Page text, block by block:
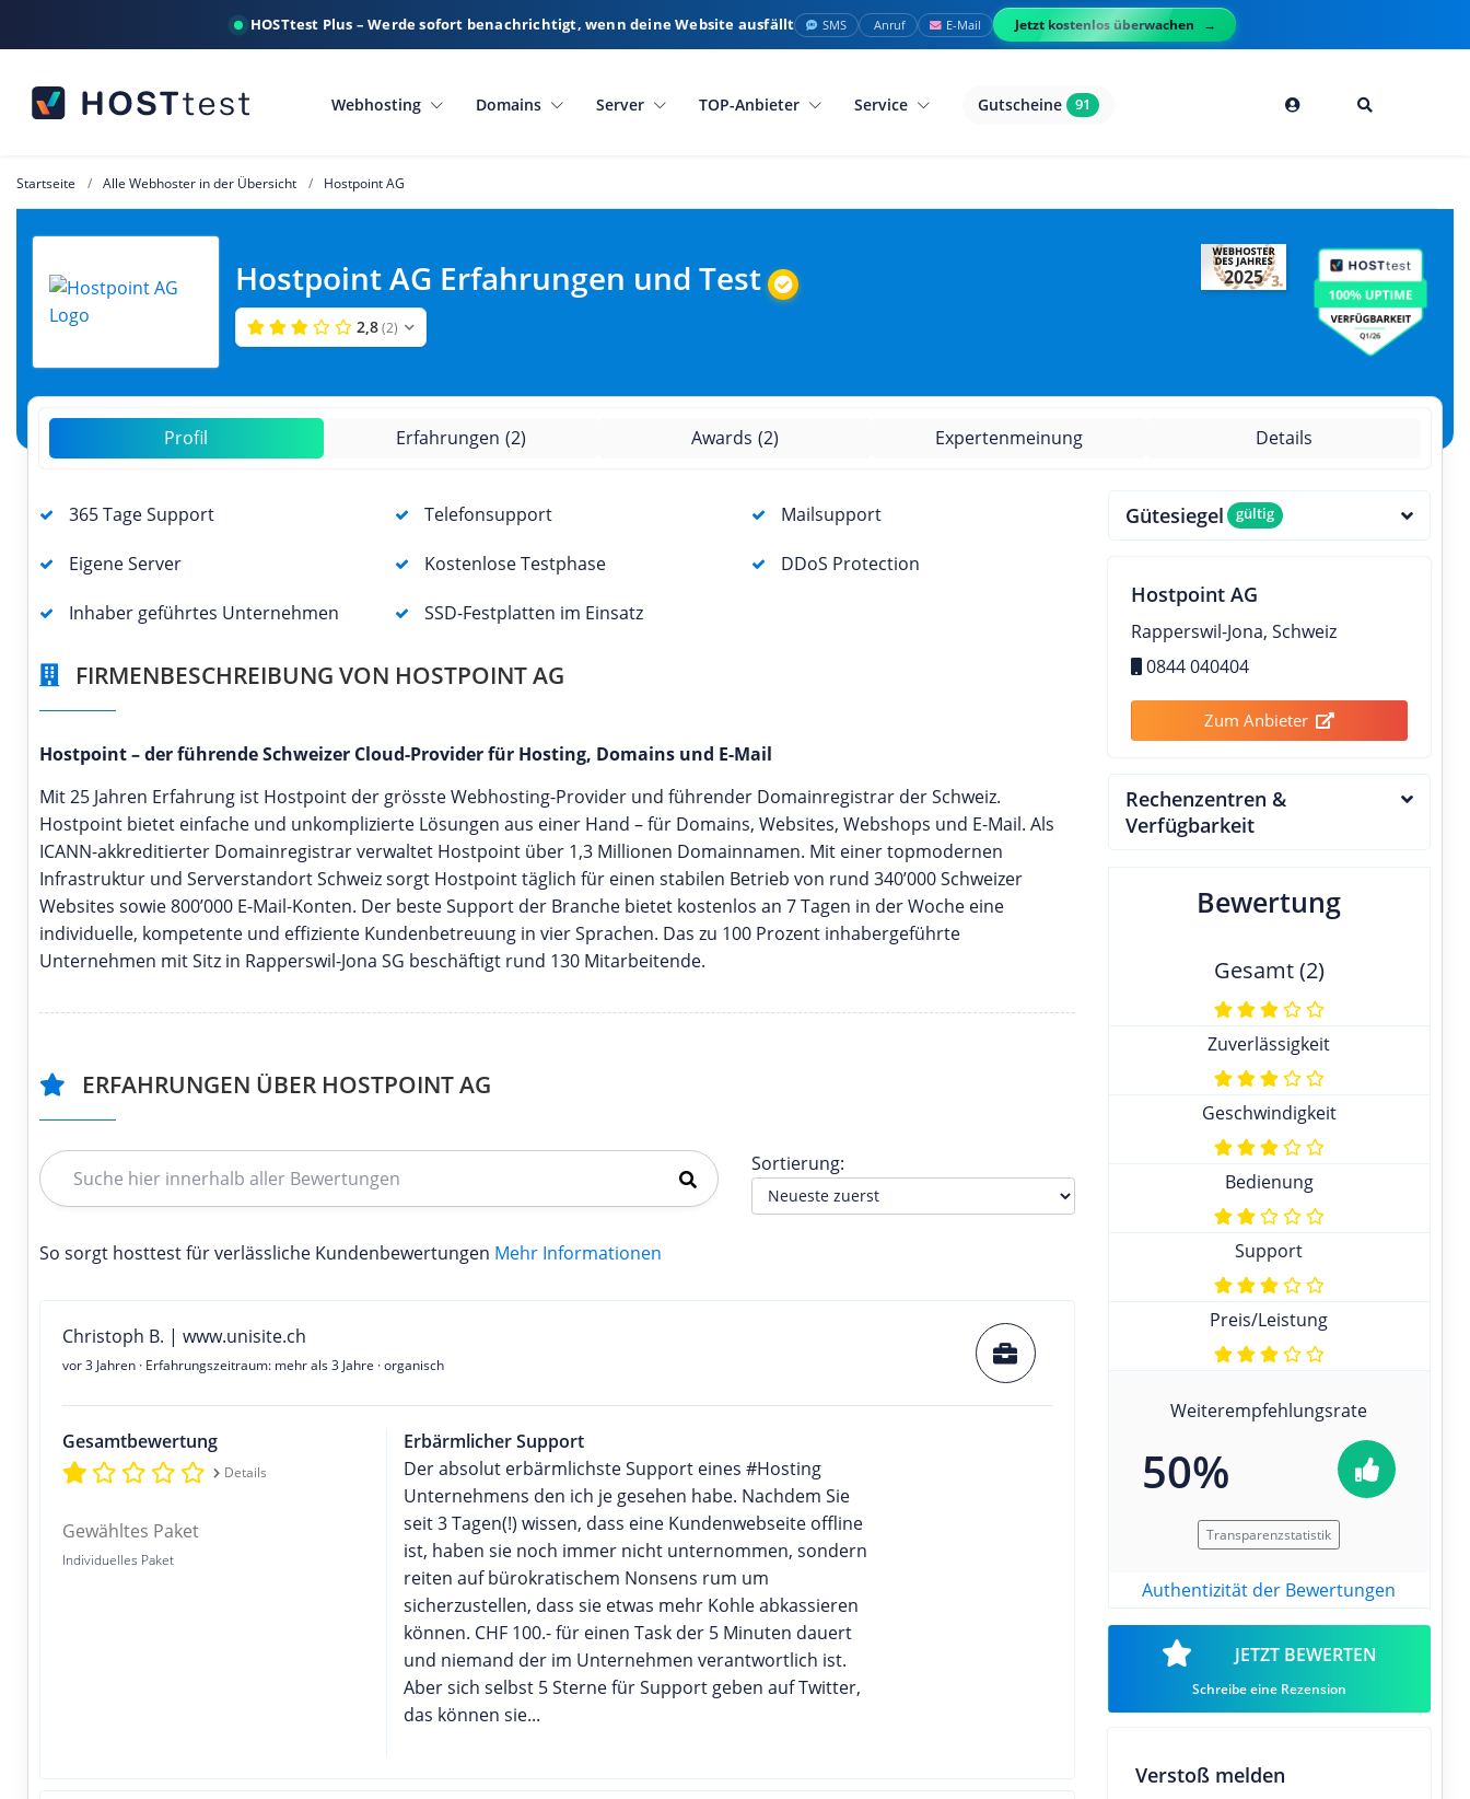
HOSTtest Plus – Werde sofort benachrichtigt, wenn deine Website ausfällt SMS Anruf E-Mail Jetzt kostenlos überwachen
Webhosting Domains Server TOP-Anbieter Service Gutscheine 91
Startseite Alle Webhoster in der Übersicht Hostpoint AG
Hostpoint AG Erfahrungen und Test
2,8 (2)
2025
Profil Erfahrungen (2) Awards (2) Expertenmeinung Details
365 Tage Support Telefonsupport Mailsupport
Eigene Server Kostenlose Testphase DDoS Protection
Inhaber geführtes Unternehmen SSD-Festplatten im Einsatz
FIRMENBESCHREIBUNG VON HOSTPOINT AG
Hostpoint – der führende Schweizer Cloud-Provider für Hosting, Domains und E-Mail
Mit 25 Jahren Erfahrung ist Hostpoint der grösste Webhosting-Provider und führender Domainregistrar der Schweiz.
Hostpoint bietet einfache und unkomplizierte Lösungen aus einer Hand – für Domains, Websites, Webshops und E-Mail. Als
ICANN-akkreditierter Domainregistrar verwaltet Hostpoint über 1,3 Millionen Domainnamen. Mit einer topmodernen
Infrastruktur und Serverstandort Schweiz sorgt Hostpoint täglich für einen stabilen Betrieb von rund 340’000 Schweizer
Websites sowie 800’000 E-Mail-Konten. Der beste Support der Branche bietet kostenlos an 7 Tagen in der Woche eine
individuelle, kompetente und effiziente Kundenbetreuung in vier Sprachen. Das zu 100 Prozent inhabergeführte
Unternehmen mit Sitz in Rapperswil-Jona SG beschäftigt rund 130 Mitarbeitende.
ERFAHRUNGEN ÜBER HOSTPOINT AG
Sortierung:
So sorgt hosttest für verlässliche Kundenbewertungen Mehr Informationen
Christoph B. | www.unisite.ch
vor 3 Jahren · Erfahrungszeitraum: mehr als 3 Jahre · organisch
Gesamtbewertung
Details
Gewähltes Paket
Individuelles Paket
Erbärmlicher Support
Der absolut erbärmlichste Support eines #Hosting
Unternehmens den ich je gesehen habe. Nachdem Sie
seit 3 Tagen(!) wissen, dass eine Kundenwebseite offline
ist, haben sie noch immer nicht unternommen, sondern
reiten auf bürokratischem Nonsens rum um
sicherzustellen, dass sie etwas mehr Kohle abkassieren
können. CHF 100.- für einen Task der 5 Minuten dauert
und niemand der im Unternehmen verantwortlich ist.
Aber sich selbst 5 Sterne für Support geben auf Twitter,
das können sie...
Gütesiegel gültig
Hostpoint AG
Rapperswil-Jona, Schweiz
0844 040404
Zum Anbieter
Rechenzentren &
Verfügbarkeit
Bewertung
Gesamt (2)
Zuverlässigkeit
Geschwindigkeit
Bedienung
Support
Preis/Leistung
Weiterempfehlungsrate
50%
Transparenzstatistik
Authentizität der Bewertungen
JETZT BEWERTEN
Schreibe eine Rezension
Verstoß melden